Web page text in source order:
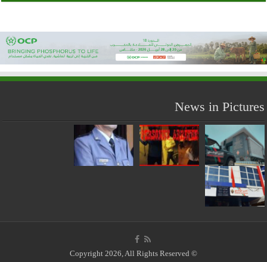
News in Pictures
© Copyright 2026, All Rights Reserved